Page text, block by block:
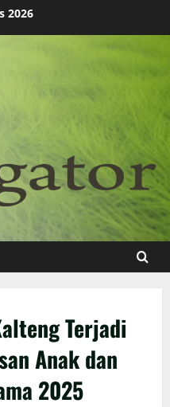
2026
Terjadi
Anak dan
2025